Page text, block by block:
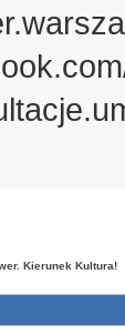
Kierunek Kultura!